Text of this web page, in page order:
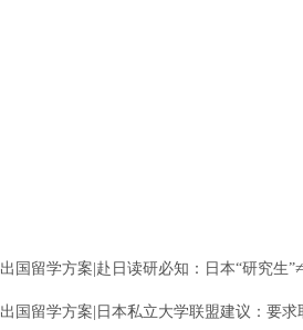
出国留学方案|赴日读研必知：日本“研究生
出国留学方案|日本私立大学联盟建议：要